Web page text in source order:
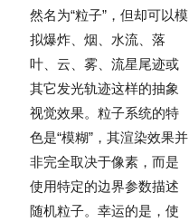
然名为“粒子”，但却可以模
拟爆炸、烟、水流、落
叶、云、雾、流星尾迹或
其它发光轨迹这样的抽象
视觉效果。粒子系统的特
色是“模糊”，其渲染效果并
非完全取决于像素，而是
使用特定的边界参数描述
随机粒子。幸运的是，使